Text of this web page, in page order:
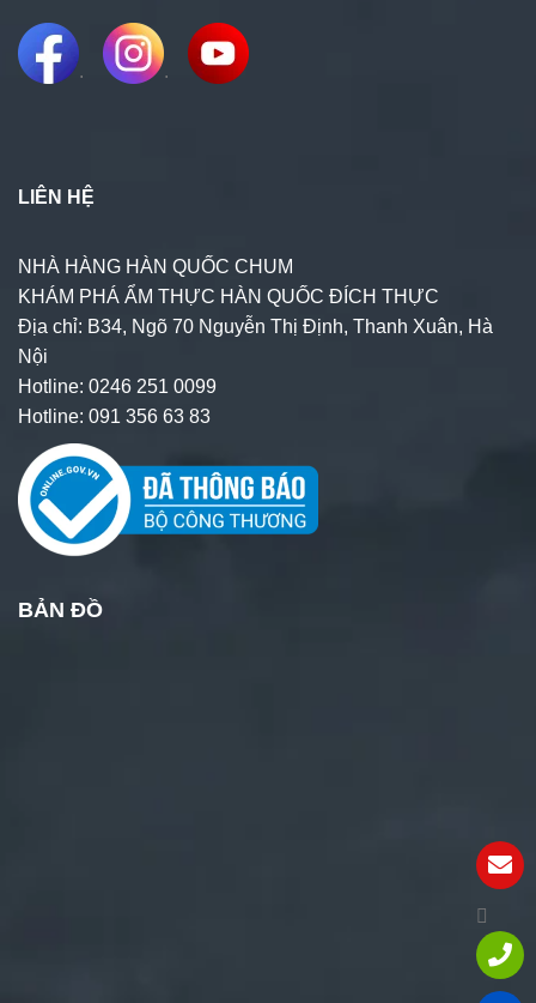
LIÊN HỆ
NHÀ HÀNG HÀN QUỐC CHUM
KHÁM PHÁ ẨM THỰC HÀN QUỐC ĐÍCH THỰC
Địa chỉ: B34, Ngõ 70 Nguyễn Thị Định, Thanh Xuân, Hà
Nội
Hotline: 0246 251 0099
Hotline: 091 356 63 83
BẢN ĐỒ